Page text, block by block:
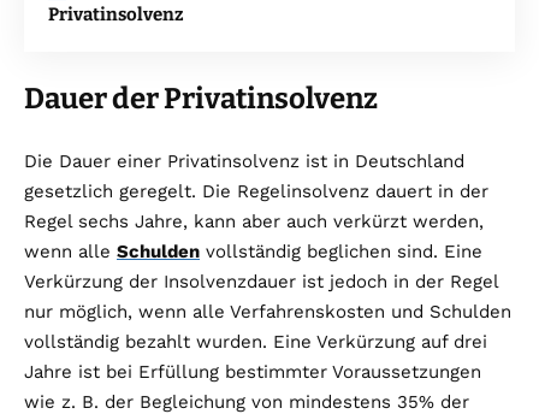
Privatinsolvenz
Dauer der Privatinsolvenz
Die Dauer einer Privatinsolvenz ist in Deutschland
gesetzlich geregelt. Die Regelinsolvenz dauert in der
Regel sechs Jahre, kann aber auch verkürzt werden,
wenn alle Schulden vollständig beglichen sind. Eine
Verkürzung der Insolvenzdauer ist jedoch in der Regel
nur möglich, wenn alle Verfahrenskosten und Schulden
vollständig bezahlt wurden. Eine Verkürzung auf drei
Jahre ist bei Erfüllung bestimmter Voraussetzungen
wie z. B. der Begleichung von mindestens 35% der